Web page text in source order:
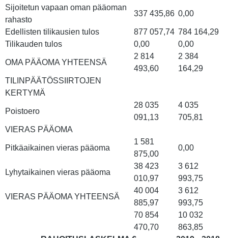
Sijoitetun vapaan oman pääoman
rahasto
337 435,86 0,00
Edellisten tilikausien tulos 877 057,74 784 164,29
Tilikauden tulos
0,00 0,00
OMA PÄÄOMA YHTEENSÄ
2 814
493,60
2 384
164,29
TILINPÄÄTÖSSIIRTOJEN
KERTYMÄ
Poistoero
28 035
091,13
4 035
705,81
VIERAS PÄÄOMA
Pitkäaikainen vieras pääoma
1 581
875,00
0,00
Lyhytaikainen vieras pääoma
38 423
010,97
3 612
993,75
VIERAS PÄÄOMA YHTEENSÄ
40 004
885,97
3 612
993,75
70 854
470,70
10 032
863,85